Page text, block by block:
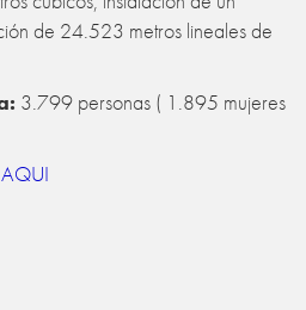
de 24.523 metros lineales de
: 3.799 personas ( 1.895 mujeres
AQUI